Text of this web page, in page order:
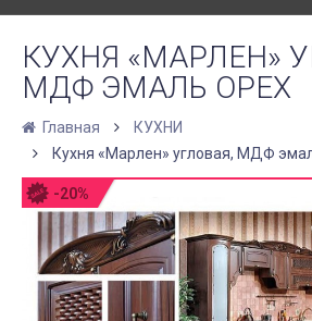
КУХНЯ «МАРЛЕН»
МДФ ЭМАЛЬ ОРЕХ
Главная
КУХНИ
Кухня «Марлен» угловая, МДФ
-20%